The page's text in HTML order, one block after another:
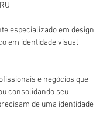
especializado em design
em identidade visual
e negócios que
consolidando seu
de uma identidade